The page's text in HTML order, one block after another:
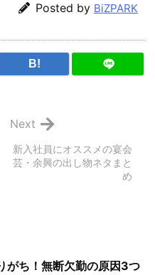
Posted by BiZPARK
B!
新入社員にオススメの宴会
芸・余興の出し物ネタまと
め
Next
がち！無断欠勤の原因3つ